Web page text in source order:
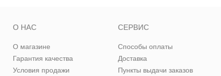
О НАС
О магазине
Гарантия качества
Условия продажи
СЕРВИС
Способы оплаты
Доставка
Пункты выдачи заказов